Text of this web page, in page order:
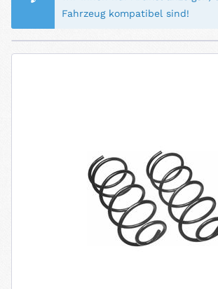
Fahrzeug kompatibel sind!